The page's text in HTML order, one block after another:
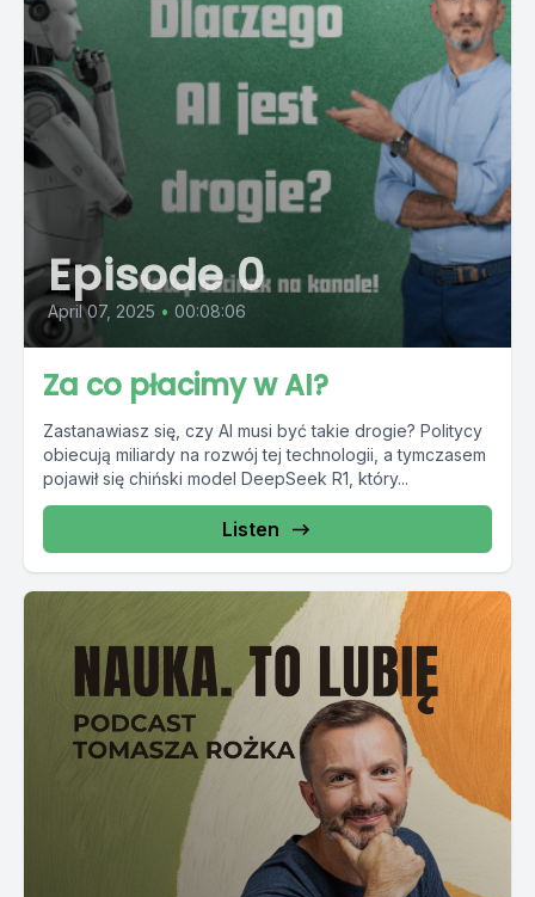
Episode 0
April 07, 2025 • 00:08:06
Za co płacimy w AI?
Zastanawiasz się, czy AI musi być takie drogie? Politycy
obiecują miliardy na rozwój tej technologii, a tymczasem
pojawił się chiński model DeepSeek R1, który...
Listen